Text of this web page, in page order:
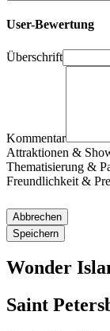
User-Bewertung
Überschrift
Kommentar
Attraktionen &
Thematisierung &
Freundlichkeit &
Wonder
Saint